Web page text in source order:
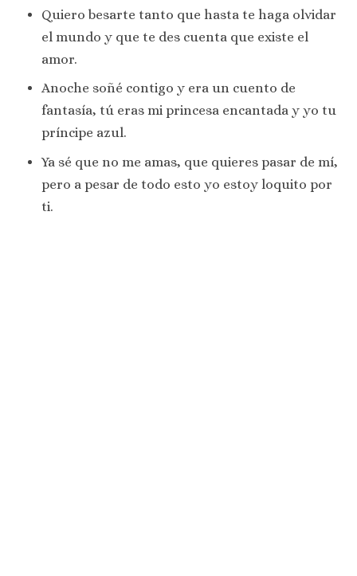
Quiero besarte tanto que hasta te haga olvidar
el mundo y que te des cuenta que existe el
amor.
Anoche soñé contigo y era un cuento de
fantasía, tú eras mi princesa encantada y yo tu
príncipe azul.
Ya sé que no me amas, que quieres pasar de mí,
pero a pesar de todo esto yo estoy loquito por
ti.